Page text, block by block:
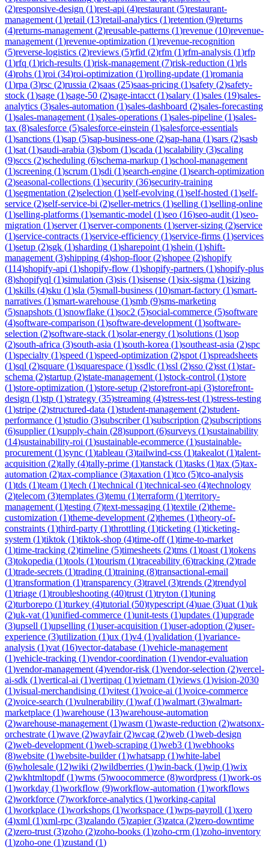
(2)responsive-design (1)rest-api (4)restaurant (5)restaurant-
management (1)retail (13)retail-analytics (1)retention (9)returns
(4)returns-management (2)reusable-patterns (1)revenue (10)revenue-
management (1)revenue-optimization (1)revenue-recognition
(5)reverse-logistics (2)reviews (5)rfid (2)rfm (1)rfm-analysis (1)rfp
(1)rfq (1)rich-results (1)risk-management (7)risk-reduction (1)rls
(4)rohs (1)roi (34)roi-optimization (1)rolling-update (1)romania
(1)rpa (3)rsc (2)russia (2)saas (25)saas-pricing (1)safety (2)safety-
stock (1)sage (1)sage-50 (2)sage-intacct (1)salary (1)sales (19)sales-
analytics (3)sales-automation (1)sales-dashboard (2)sales-forecasting
(1)sales-management (1)sales-operations (1)sales-pipeline (1)sales-
tax (8)salesforce (5)salesforce-einstein (1)salesforce-essentials
(1)sanctions (1)sap (5)sap-business-one (2)sap-hana (1)sars (2)sasb
(1)sat (1)saudi-arabia (3)sbom (1)scada (1)scalability (3)scaling
(9)sccs (2)scheduling (6)schema-markup (1)school-management
(1)screening (1)scrum (1)sdi (1)search-engine (1)search-optimization
(2)seasonal-collections (1)security (36)security-training
(1)segmentation (2)selection (1)self-evolving (1)self-hosted (1)self-
service (2)self-service-bi (2)seller-metrics (1)selling (1)selling-online
(1)selling-platforms (1)semantic-model (1)seo (16)seo-audit (1)seo-
migration (1)server(1)server-components (1)server-sizing (2)service
(1)service-contracts (1)service-efficiency (1)service-firms (1)services
(1)setup (2)sgk (1)sharding (1)sharepoint (1)shein (1)shift-
management (3)shipping (4)shop-floor(2)shopee (2)shopify
(114)shopify-api (1)shopify-flow (1)shopify-partners (1)shopify-plus
(8)shopifyql (1)simulation (3)sis (1)sisense (1)six-sigma (1)sizing
(1)skills (4)sku (1)sla (5)small-business (10)smart-factory (1)smart-
narratives (1)smart-warehouse (1)smb (9)sms-marketing
(5)snapshots (1)snowflake (1)soc2 (5)social-commerce (5)software
(4)software-comparison (1)software-development (1)software-
selection (2)software-stack (1)solar-energy (1)solutions (1)sop
(2)south-africa (3)south-asia (1)south-korea (1)southeast-asia (2)spc
(1)specialty (1)speed (1)speed-optimization (2)spot (1)spreadsheets
(1)sql (2)square (1)squarespace (1)ssdlc (1)ssl (2)sso (2)sst (1)star-
schema (2)startup (2)state-management (1)stock-control (1)store
(1)store-optimization (1)store-setup (2)storefront-api (3)storefront-
design (1)stp (1)strategy (35)streaming (4)stress-test (1)stress-testing
(1)stripe (2)structured-data (1)student-management (2)student-
performance (1)studio (3)subscriber(1)subscription (2)subscriptions
(6)supplier(1)supply-chain (28)support (6)surveys (1)sustainability
(14)sustainability-roi (1)sustainable-ecommerce (1)sustainable-
procurement (1)sync (1)tableau (3)tailwind-css (1)takealot (1)talent-
acquisition (2)tally (4)tally-prime (1)tanstack (1)tasks (1)tax (5)tax-
automation (2)tax-compliance (3)taxation (1)tco (5)tco-analysis
(1)tds (1)team (1)tech (1)technical (1)technical-seo (4)technology
(2)telecom (3)templates (3)temu (1)terraform (1)territory-
management (1)testing (7)text-messaging (1)textile (2)theme-
customization (1)theme-development (2)themes (1)theory-of-
constraints (1)third-party (1)throttling (1)ticketing (1)ticketing-
system (1)tiktok (1)tiktok-shop (4)time-off(1)time-to-market
(1)time-tracking (2)timeline (5)timesheets (2)tms (1)toast (1)tokens
(3)tokopedia (1)tools (1)tourism (1)traceability (6)tracking (2)trade
(1)trade-secrets (1)trading (1)training (8)transactional-email
(1)transformation (1)transparency (3)travel (3)trends (2)trendyol
(1)triage (1)troubleshooting (40)trust (1)tryton (1)tuning
(2)turborepo (1)turkey (4)tutorial (50)typescript (4)uae (3)uat (1)uk
(2)uk-vat (1)unified-commerce (1)unit-tests (1)updates (1)upgrade
(3)upsell (1)upselling (1)user-acquisition (1)user-adoption (2)user-
experience (3)utilization (1)ux (1)v4 (1)validation (1)variance-
analysis (1)vat (16)vector-database (1)vehicle-management
(1)vehicle-tracking (1)vendor-coordination (1)vendor-evaluation
(1)vendor-management (4)vendor-risk (1)vendor-selection (2)vercel-
ai-sdk (1)vertical-ai (1)vertipaq (1)vietnam (1)views (1)vision-2030
(1)visual-merchandising (1)vitest (1)voice-ai (1)voice-commerce
(2)voice-search (1)vulnerability (1)waf(1)walmart (3)walmart-
marketplace (1)warehouse (13)warehouse-automation
(2)warehouse-management (1)wasm (1)waste-reduction (2)watsonx-
orchestrate (1)wave (2)wayfair(2)wcag (2)web (1)web-design
(2)web-development (1)web-scraping (1)web3 (1)webhooks
(8)website (1)website-builder(1)whatsapp (1)white-label
(6)wholesale (12)wiki (2)wildberries (1)win-back (1)wip (1)wix
(2)wkhtmltopdf(1)wms (5)woocommerce (8)wordpress (1)work-os
(1)workday (1)workflow (9)workflow-automation (1)workflows
(2)workforce (7)workforce-analytics (1)working-capital
(1)workplace (1)workshops (1)workspace (1)wps-payroll (1)xero
(4)xml (1)xml-rpc (3)zalando (5)zapier(3)zatca (2)zero-downtime
(2)zero-trust (3)zoho (2)zoho-books (1)zoho-crm (1)zoho-inventory
(1)zoho-one (1)zustand (1)